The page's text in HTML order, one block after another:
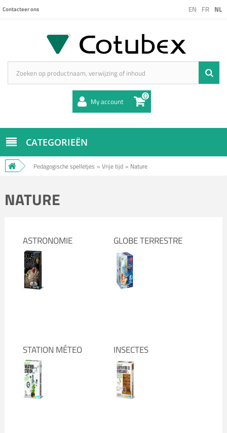
EN FR NL
Contacteer ons
My account 0
CATEGORIEËN
Pedagogische spelletjes » Vrije tijd » Nature
NATURE
ASTRONOMIE GLOBE TERRESTRE
STATION MÉTEO INSECTES